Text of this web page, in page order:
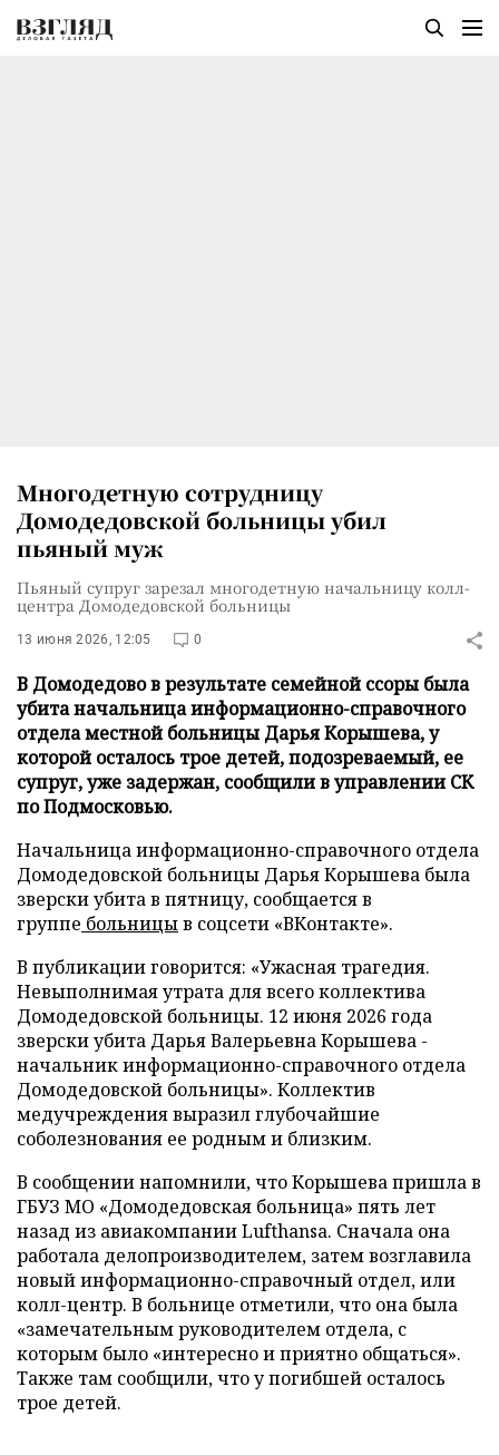
Многодетную сотрудницу
Домодедовской больницы убил
пьяный муж
Пьяный супруг зарезал многодетную начальницу колл-
центра Домодедовской больницы
13 июня 2026, 12:05 0
В Домодедово в результате семейной ссоры была
убита начальница информационно-справочного
отдела местной больницы Дарья Корышева, у
которой осталось трое детей, подозреваемый, ее
супруг, уже задержан, сообщили в управлении СК
по Подмосковью.
Начальница информационно-справочного отдела
Домодедовской больницы Дарья Корышева была
зверски убита в пятницу, сообщается в
группе больницыв соцсети «ВКонтакте».
В публикации говорится: «Ужасная трагедия.
Невыполнимая утрата для всего коллектива
Домодедовской больницы. 12 июня 2026 года
зверски убита Дарья Валерьевна Корышева -
начальник информационно-справочного отдела
Домодедовской больницы». Коллектив
медучреждения выразил глубочайшие
соболезнования ее родным и близким.
В сообщении напомнили, что Корышева пришла в
ГБУЗ МО «Домодедовская больница» пять лет
назад из авиакомпании Lufthansa. Сначала она
работала делопроизводителем, затем возглавила
новый информационно-справочный отдел, или
колл-центр. В больнице отметили, что она была
«замечательным руководителем отдела, с
которым было «интересно и приятно общаться».
Также там сообщили, что у погибшей осталось
трое детей.